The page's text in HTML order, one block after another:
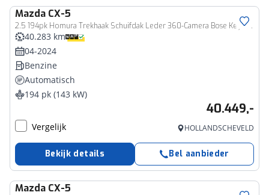
Mazda CX-5
2.5 194pk Homura Trekhaak Schuifdak Leder 360-Camera Bose Keyless Stoelverwarming
40.283 km
04-2024
Benzine
Automatisch
194 pk (143 kW)
40.449,-
Vergelijk HOLLANDSCHEVELD
Bekijk details Bel aanbieder
Mazda CX-5